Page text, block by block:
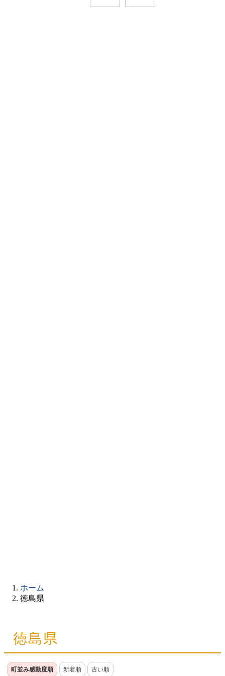
ホーム
徳島県
徳島県
町並み感動度順 新着順 古い順